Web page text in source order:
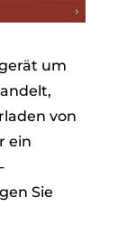
um
von
ein
Sie